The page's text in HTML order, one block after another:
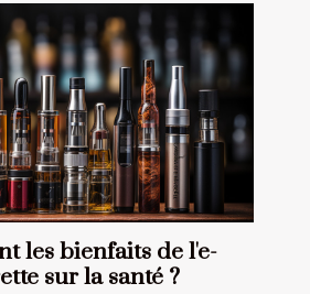
les bienfaits de l'e-
sur la santé ?